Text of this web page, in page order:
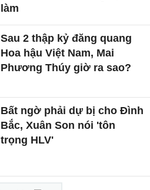
làm
Sau 2 thập kỷ đăng quang
Hoa hậu Việt Nam, Mai
Phương Thúy giờ ra sao?
Bất ngờ phải dự bị cho Đình
Bắc, Xuân Son nói 'tôn
trọng HLV'